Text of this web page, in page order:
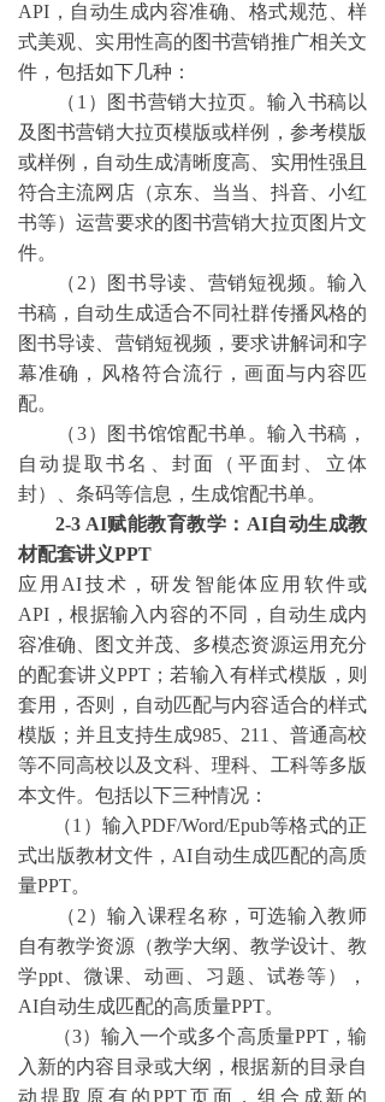
API，自动生成内容准确、格式规范、样
式美观、实用性高的图书营销推广相关文
件，包括如下几种：
（ 1）图书营销大拉页。输入书稿以
及图书营销大拉页模版或样例，参考模版
或样例，自动生成清晰度高、实用性强 且
符合主流网店（京东、当当、抖音、小红
书等）运营要求的图书营销大拉页图片文
件。
（ 2）图书导读、营销短视频。输入
书稿，自动生成适合不同社群传播风格的
图书导读、营销短视频，要求讲解词和字
幕准确，风格符合流行，画面与内容匹
配。
（3）图书馆馆配书单。输入书稿，
自动提取书名、封面（平面封、立体
封）、条码等信息，生成馆配书单。
2-3 AI赋能教育教学：AI自动生成教
材配套讲义PPT
应用 AI技术，研发智能体应用软件或
API，根据输入内容的不同，自动生成内
容准确、图文并茂、多模态资源运用充分
的配套讲义PPT；若输入有样式模版，则
套用，否则，自动匹配与内容适合的样式
模版；并且支持生成985、211、普通高校
等不同高校以及文科、理科、 工科等多版
本文件。包括以下三种情况：
（1）输入PDF/Word/Epub等格式的正
式出版教材文件，AI自动生成匹配的高质
量PPT。
（ 2）输入课程名称，可选输入教师
自有教学资源（教学大纲、教学设计、教
学ppt、微课、动画、习题、试卷等），
AI自动生成匹配的高质量PPT。
（3）输入一个或多个高质量PPT，输
入新的内容目录或大纲，根据新的目录自
动提取原有的PPT页面，组合成新的